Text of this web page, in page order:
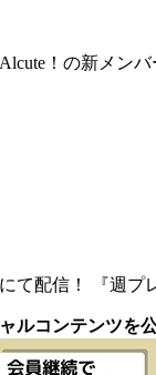
！の新メンバ
配信！ 『週
ルコンテンツを